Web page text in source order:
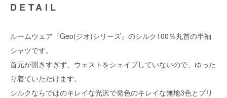
DETAIL
ルームウェア『Geo(ジオ)シリーズ』のシルク100％丸首の半袖
シャツです。
首元が開きすぎず、ウェストをシェイプしていないので、ゆった
り着ていただけます。
シルクならではのキレイな光沢で発色のキレイな無地3色とプリ